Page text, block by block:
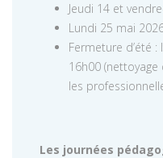
Jeudi 14 et
Lundi 25 mai
Fermeture d’été
16h00
les
Les journées